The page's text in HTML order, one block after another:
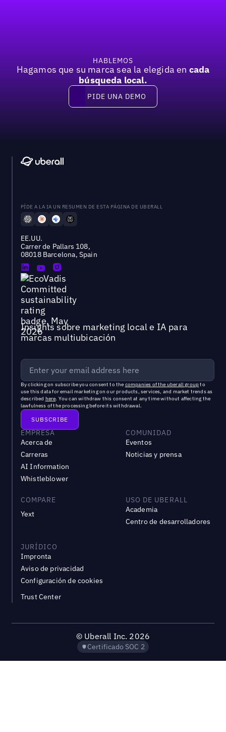
HABLEMOS
Hagamos que su marca sea la elegida en cada
búsqueda local.
Pide una demo
PIDE UNA DEMO
PÍDE A LA IA UN RESUMEN DE ESTA PÁGINA DE UBERALL
EE.UU.
Carrer de Pallars 108,
08018 Barcelona, Spain
Insights sobre marketing local e IA para
marcas multiubicación
By clicking on subscribe you consent to the companies of the uberall groupto
use this data for email marketing on our products, services, and market trends as
described here. You can withdraw this consent at any time without affecting the
lawfulness of the processing before its withdrawal.
EMPRESA
Acerca de
Carreras
AI Information
Whistleblower
COMUNIDAD
Eventos
Noticias y prensa
COMPARE
Yext
USO DE UBERALL
Academia
Centro de desarrolladores
JURÍDICO
Impronta
Aviso de privacidad
Configuración de cookies
Trust Center
© Uberall Inc. 2026
Certificado SOC 2